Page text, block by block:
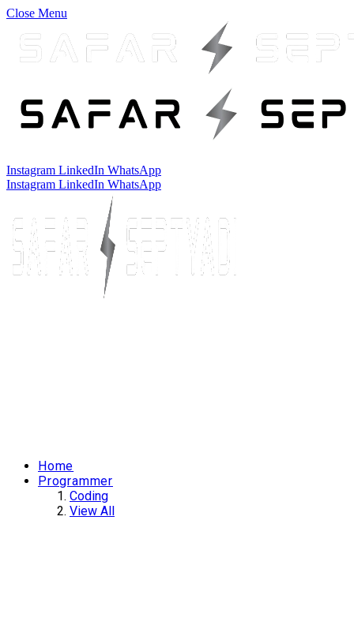
Close Menu
Instagram LinkedIn WhatsApp
Instagram LinkedIn WhatsApp
Home
Programmer
Coding
View All